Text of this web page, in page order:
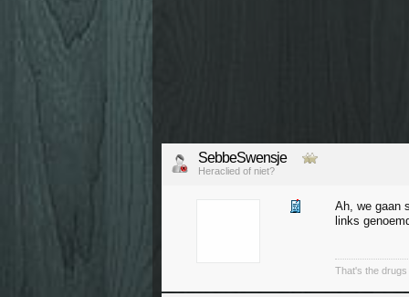
SebbeSwensje
Heraclied of niet?
Ah, we gaan
links
That's the